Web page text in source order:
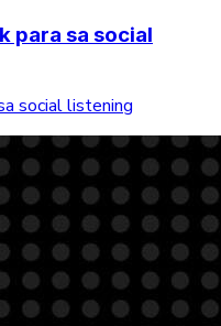
para sa social
social listening